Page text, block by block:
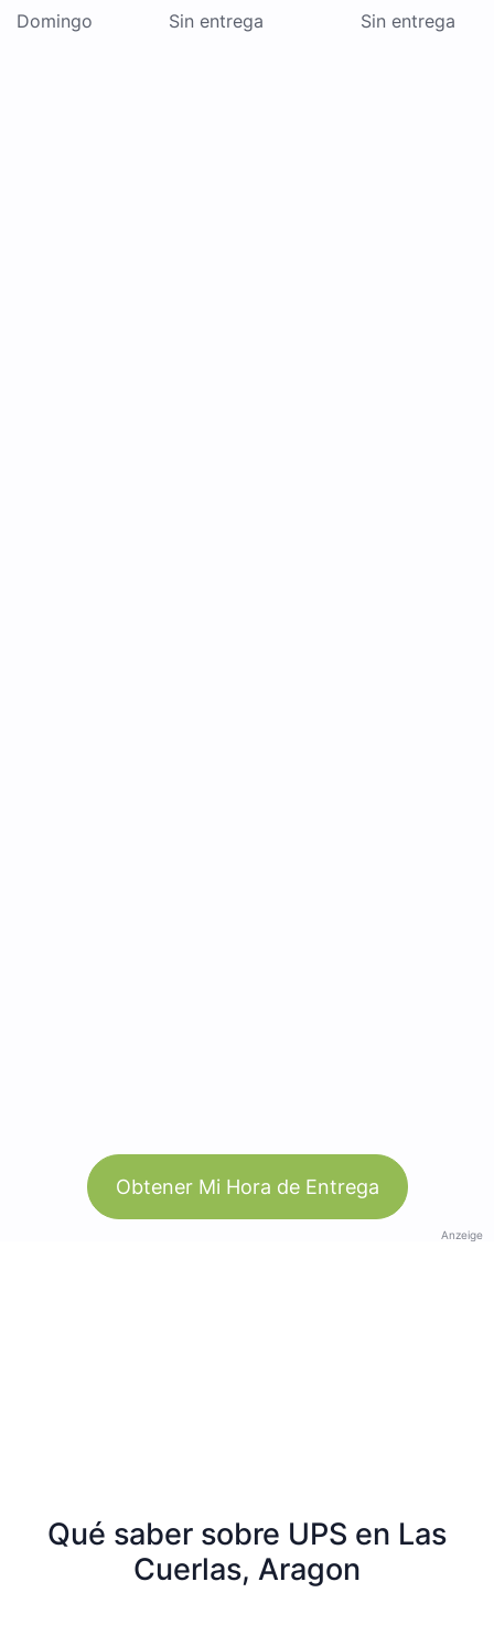
Domingo Sin entrega Sin entrega
Obtener Mi Hora de Entrega
Anzeige
Qué saber sobre UPS en Las
Cuerlas, Aragon